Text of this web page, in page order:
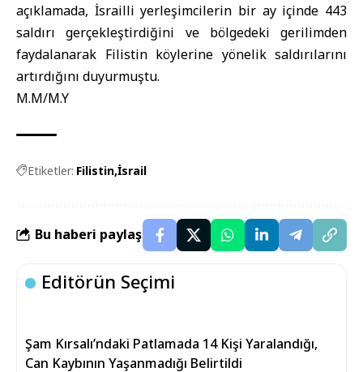
açıklamada, İsrailli yerleşimcilerin bir ay içinde 443
saldırı gerçekleştirdiğini ve bölgedeki gerilimden
faydalanarak Filistin köylerine yönelik saldırılarını
artırdığını duyurmuştu.
M.M/M.Y
Etiketler: Filistin İsrail
Bu haberi paylaş
Editörün Seçimi
Şam Kırsalı’ndaki Patlamada 14 Kişi Yaralandığı,
Can Kaybının Yaşanmadığı Belirtildi